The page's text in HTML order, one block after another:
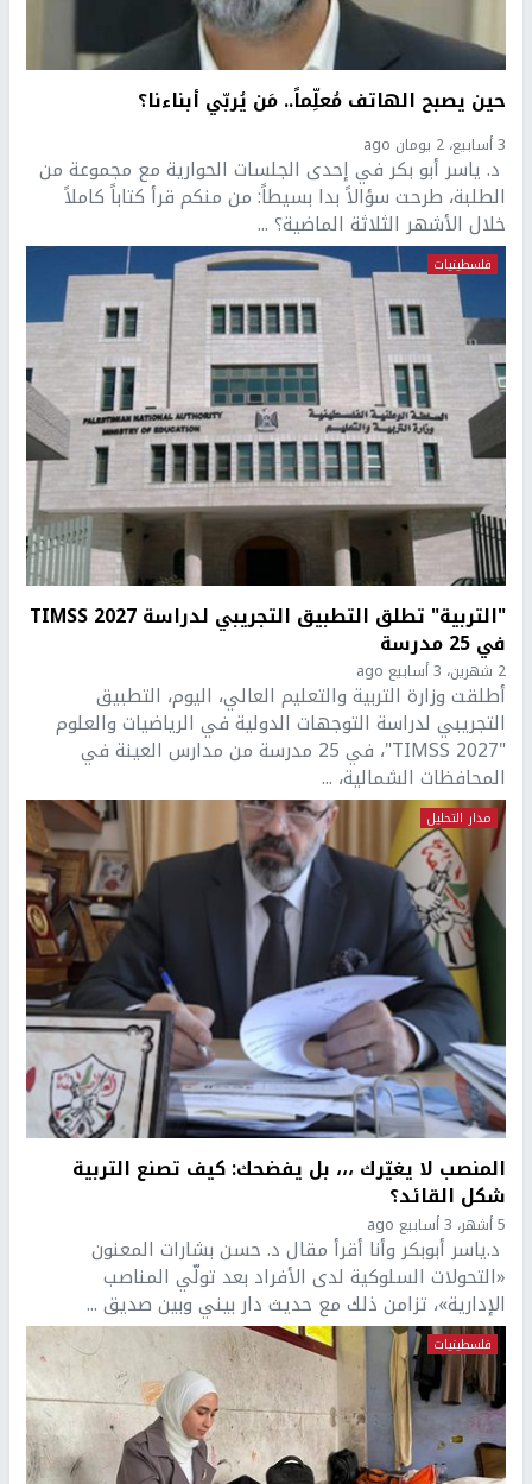
حين يصبح الهاتف مُعلِّماً.. مَن يُربّي أبناءنا؟
3 أسابيع، 2 يومان ago
د. ياسر أبو بكر في إحدى الجلسات الحوارية مع مجموعة من
الطلبة، طرحت سؤالاً بدا بسيطاً: من منكم قرأ كتاباً كاملاً
خلال الأشهر الثلاثة الماضية؟ ...
فلسطينيات
"التربية" تطلق التطبيق التجريبي لدراسة TIMSS 2027
في 25 مدرسة
2 شهرين، 3 أسابيع ago
أطلقت وزارة التربية والتعليم العالي، اليوم، التطبيق
التجريبي لدراسة التوجهات الدولية في الرياضيات والعلوم
"TIMSS 2027"، في 25 مدرسة من مدارس العينة في
المحافظات الشمالية، ...
مدار التحليل
المنصب لا يغيّرك ،،، بل يفضحك: كيف تصنع التربية
شكل القائد؟
5 أشهر، 3 أسابيع ago
د.ياسر أبوبكر وأنا أقرأ مقال د. حسن بشارات المعنون
«التحولات السلوكية لدى الأفراد بعد تولّي المناصب
الإدارية»، تزامن ذلك مع حديث دار بيني وبين صديق ...
فلسطينيات